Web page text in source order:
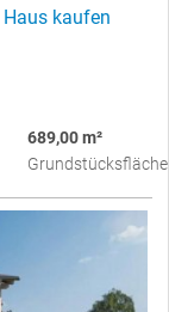
Haus kaufen
689,00 m²
Grundstücksfläche